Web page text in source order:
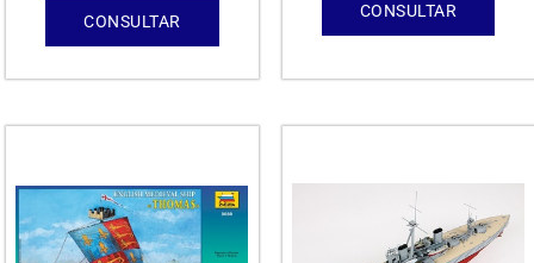
CONSULTAR
CONSULTAR